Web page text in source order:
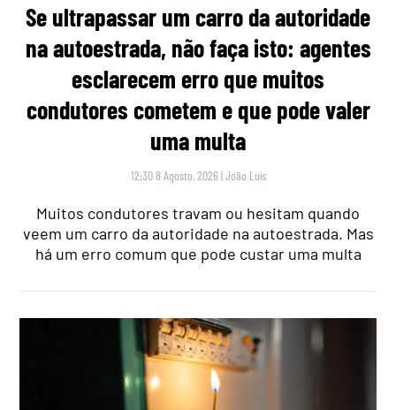
Se ultrapassar um carro da autoridade
na autoestrada, não faça isto: agentes
esclarecem erro que muitos
condutores cometem e que pode valer
uma multa
12:30 8 Agosto, 2026 |João Luís
Muitos condutores travam ou hesitam quando
veem um carro da autoridade na autoestrada. Mas
há um erro comum que pode custar uma multa